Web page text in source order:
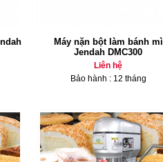
Máy nặn bột làm bánh mì
Jendah DMC300
Liên hệ
Bảo hành : 12 tháng